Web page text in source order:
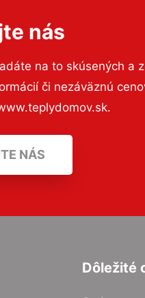
nás
na to skúsených a
či nezáväznú
NÁS
Dôležité